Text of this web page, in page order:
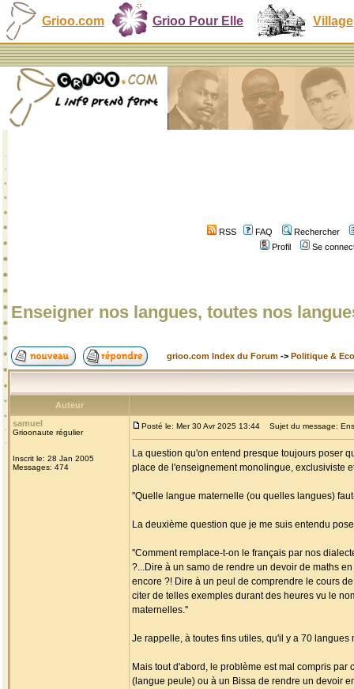
Grioo.com Grioo Pour Elle Village
RSS FAQ
Rechercher
Profil
Se
Enseigner nos langues, toutes nos
grioo.com Index du Forum -> Politique &
Auteur
samuel
Grioonaute régulier
Inscrit le: 28 Jan 2005
Messages: 474
Posté le: Mer 30 Avr 2025 13:44 Sujet du message:
La question qu'on entend presque toujours poser
place de l'enseignement monolingue, exclusiviste
''Quelle langue maternelle (ou quelles langues)
La deuxième question que je me suis entendu
''Comment remplace-t-on le français par nos
?...Dire à un samo de rendre un devoir de maths
encore ?! Dire à un peul de comprendre le cours
citer de telles exemples durant des heures vu le
maternelles.''
Je rappelle, à toutes fins utiles, qu'il y a 70
Mais tout d'abord, le problème est mal compris
(langue peule) ou à un Bissa de rendre un devoir